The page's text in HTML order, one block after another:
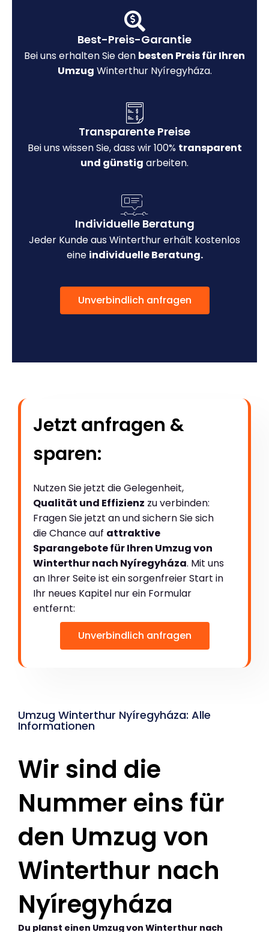
Best-Preis-Garantie
Bei uns erhalten Sie den besten Preis für Ihren
Umzug Winterthur Nyíregyháza.
Transparente Preise
Bei uns wissen Sie, dass wir 100% transparent
und günstig arbeiten.
Individuelle Beratung
Jeder Kunde aus Winterthur erhält kostenlos
eine individuelle Beratung.
Unverbindlich anfragen
Jetzt anfragen &
sparen:
Nutzen Sie jetzt die Gelegenheit,
Qualität und Effizienz zu verbinden:
Fragen Sie jetzt an und sichern Sie sich
die Chance auf attraktive
Sparangebote für Ihren Umzug von
Winterthur nach Nyíregyháza. Mit uns
an Ihrer Seite ist ein sorgenfreier Start in
Ihr neues Kapitel nur ein Formular
entfernt:
Unverbindlich anfragen
Umzug Winterthur Nyíregyháza: Alle
Informationen
Wir sind die
Nummer eins für
den Umzug von
Winterthur nach
Nyíregyháza
Du planst einen Umzug von Winterthur nach